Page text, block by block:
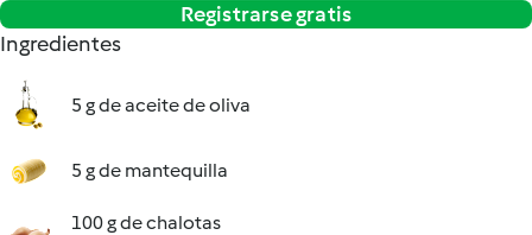
Registrarse gratis
Ingredientes
5 g de aceite de oliva
5 g de mantequilla
100 g de chalotas